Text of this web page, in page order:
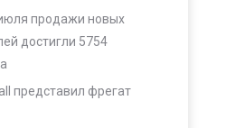
продажи новых
достигли 5754
представил фрегат